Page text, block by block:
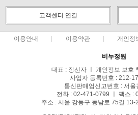
고객센터 연결
이용안내 이용약관 개인정
비누정원
대표 : 장선자 ㅣ 개인정보 보호
사업자 등록번호 : 212-
통신판매업신고번호 : 서울
전화 : 02-471-0799 ㅣ 팩스 :
주소 : 서울 강동구 동남로 75길 13-